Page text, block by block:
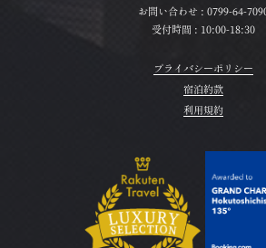
お問い合わせ : 0799-64-
受付時間 : 10:00-18:30
プライバシーポリシー
宿泊約款
利用規約